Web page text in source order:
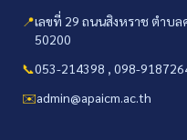
📍เลขที่ 29 ถนนสิงหราช ตำบล
50200
📞053-214398 , 098-
✉️admin@apaicm.ac.th